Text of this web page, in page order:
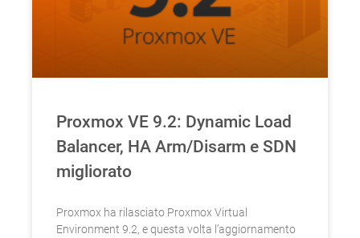
Proxmox VE 9.2: Dynamic Load
Balancer, HA Arm/Disarm e SDN
migliorato
Proxmox ha rilasciato Proxmox Virtual
Environment 9.2, e questa volta l’aggiornamento